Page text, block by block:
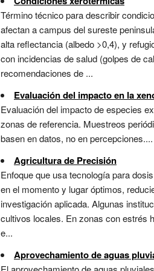
Término técnico para describir
afectan a campus del sureste
alta reflectancia (albedo >0,4), y
con incidencias de salud (golpes de
recomendaciones de ...
Evaluación del impacto en la
Evaluación del impacto de especies
zonas de referencia. Muestreos
basen en datos, no en percepciones....
Agricultura de Precisión
Enfoque que usa tecnología para
en el momento y lugar óptimos,
investigación aplicada. Algunas
cultivos locales. En zonas con estrés
e...
Aprovechamiento de aguas